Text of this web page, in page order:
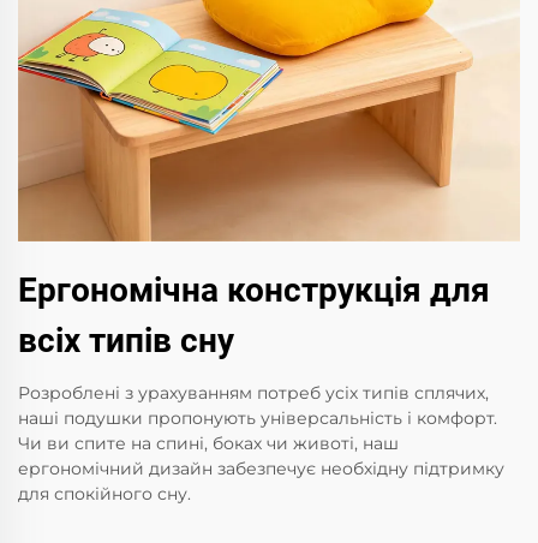
Ергономічна конструкція для
всіх типів сну
Розроблені з урахуванням потреб усіх типів сплячих,
наші подушки пропонують універсальність і комфорт.
Чи ви спите на спині, боках чи животі, наш
ергономічний дизайн забезпечує необхідну підтримку
для спокійного сну.